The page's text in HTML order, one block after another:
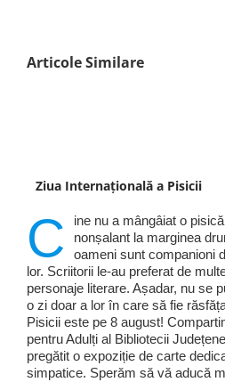
Articole Similare
Ziua Internațională a Pisicii
C
ine nu a mângâiat o
nonșalant la marginea
oameni sunt companioni
lor. Scriitorii le-au preferat de
personaje literare. Așadar, nu se
o zi doar a lor în care să fie
Pisicii este pe 8 august!
pentru Adulți al Bibliotecii
pregătit o expoziție de carte
simpatice. Sperăm să vă aducă